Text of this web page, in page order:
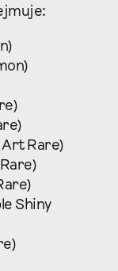
Art Rare)
Shiny